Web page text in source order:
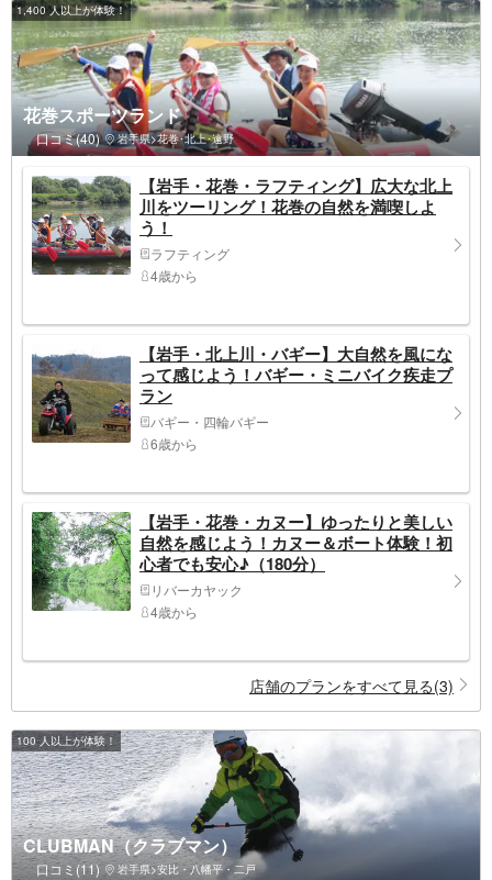
1,400 人以上が体験！
花巻スポーツランド
口コミ(40) 岩手県>花巻･北上･遠野
【岩手・花巻・ラフティング】広大な北上
川をツーリング！花巻の自然を満喫しよ
う！
ラフティング
4歳から
【岩手・北上川・バギー】大自然を風にな
って感じよう！バギー・ミニバイク疾走プ
ラン
バギー・四輪バギー
6歳から
【岩手・花巻・カヌー】ゆったりと美しい
自然を感じよう！カヌー＆ボート体験！初
心者でも安心♪（180分）
リバーカヤック
4歳から
店舗のプランをすべて見る(3)
100 人以上が体験！
CLUBMAN（クラブマン）
口コミ(11) 岩手県>安比・八幡平・二戸